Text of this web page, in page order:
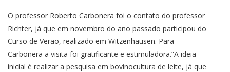
O professor Roberto Carbonera foi o contato do professor
Richter, já que em novembro do ano passado participou do
Curso de Verão, realizado em Witzenhausen. Para
Carbonera a visita foi gratificante e estimuladora.”A ideia
inicial é realizar a pesquisa em bovinocultura de leite, já que